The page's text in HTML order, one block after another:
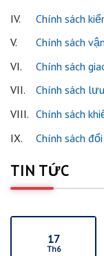
IV.
Chính sách
V.
Chính sách
VI.
Chính sách
VII.
Chính sách
VIII. Chính sách
IX.
Chính sách
TIN TỨC
17
Th6